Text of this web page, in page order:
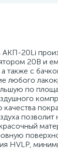
АКП-20Li
20В и
а также с
любого
по
HVLP,